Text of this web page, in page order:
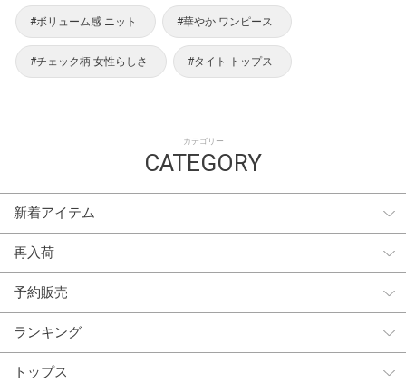
カテゴリー
CATEGORY
新着アイテム
再入荷
予約販売
ランキング
トップス
#ボリューム感 ニット #華やか ワンピース
#チェック柄 女性らしさ #タイト トップス